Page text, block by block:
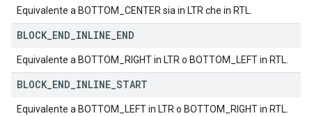
Equivalente a BOTTOM_CENTER sia in LTR che in RTL.
BLOCK END INLINE END
Equivalente a BOTTOM_RIGHT in LTR o BOTTOM_LEFT in RTL.
BLOCK END INLINE START
Equivalente a BOTTOM_LEFT in LTR o BOTTOM_RIGHT in RTL.